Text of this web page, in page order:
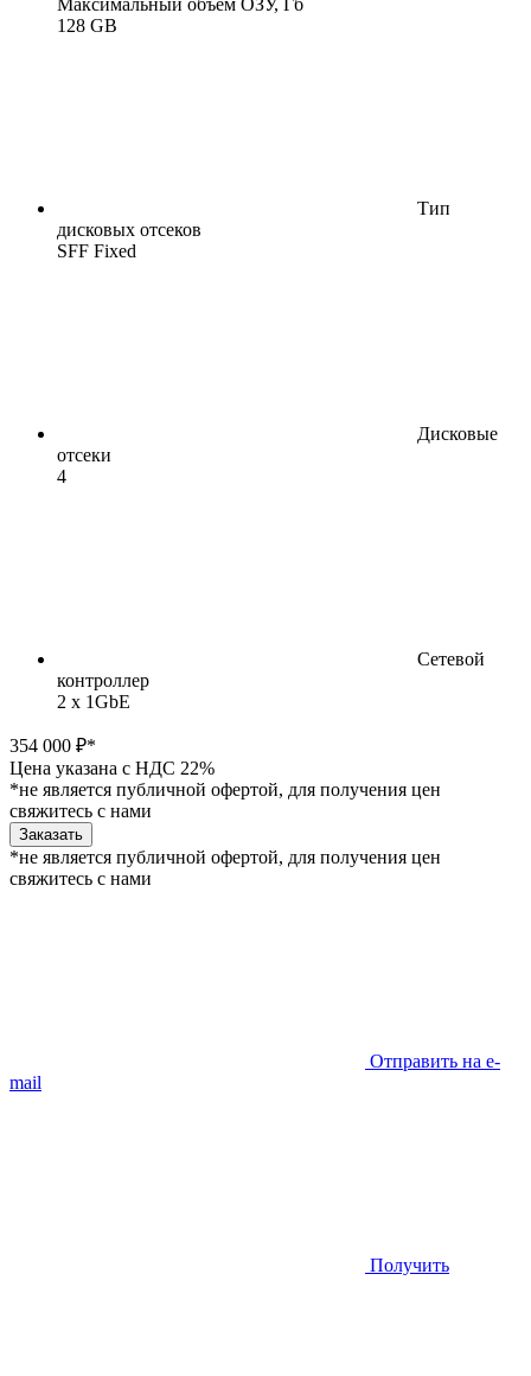
128 GB
Тип
дисковых отсеков
SFF Fixed
Дисковые
отсеки
4
Сетевой
контроллер
2 x 1GbE
354 000 ₽*
Цена указана с НДС 22%
*не является публичной офертой, для получения цен
свяжитесь с нами
Заказать
*не является публичной офертой, для получения цен
свяжитесь с нами
Отправить на e-
mail
Получить